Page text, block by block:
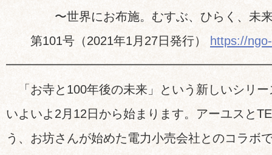
〜世界にお布施。むすぶ、ひらく、未来
第101号（2021年1月27日発行）
https://
「お寺と100年後の未来」という新しいシリー
いよいよ2月12日から始まります。アーユスと
う、お坊さんが始めた電力小売会社とのコラボ